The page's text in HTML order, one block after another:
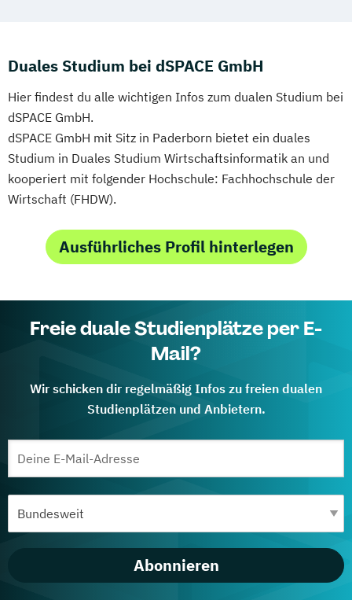
Duales Studium bei dSPACE GmbH
Hier findest du alle wichtigen Infos zum dualen Studium bei
dSPACE GmbH.
dSPACE GmbH mit Sitz in Paderborn bietet ein duales
Studium in Duales Studium Wirtschaftsinformatik an und
kooperiert mit folgender Hochschule: Fachhochschule der
Wirtschaft (FHDW).
Ausführliches Profil hinterlegen
Freie duale Studienplätze per E-
Mail?
Wir schicken dir regelmäßig Infos zu freien dualen
Studienplätzen und Anbietern.
Abonnieren